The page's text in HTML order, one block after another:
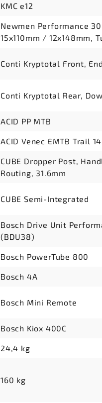
KMC e12
Newmen Performance
15x110mm / 12x148mm,
Conti Kryptotal Front,
Conti Kryptotal Rear,
ACID PP MTB
ACID Venec EMTB Trail
CUBE Dropper Post,
Routing, 31.6mm
CUBE Semi-Integrated
Bosch Drive Unit
(BDU38)
Bosch PowerTube 800
Bosch 4A
Bosch Mini Remote
Bosch Kiox 400C
24,4 kg
160 kg